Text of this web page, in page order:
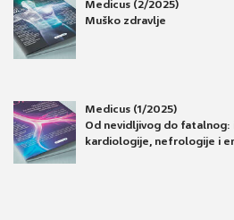
Medicus (2/2025)
Muško zdravlje
Medicus (1/2025)
Od nevidljivog do fatalnog:
kardiologije, nefrologije i